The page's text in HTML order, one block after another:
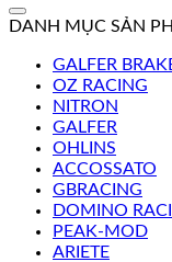
DANH MỤC SẢN
GALFER
OZ RACING
NITRON
GALFER
OHLINS
ACCOSSATO
GBRACING
DOMINO
PEAK-MOD
ARIETE